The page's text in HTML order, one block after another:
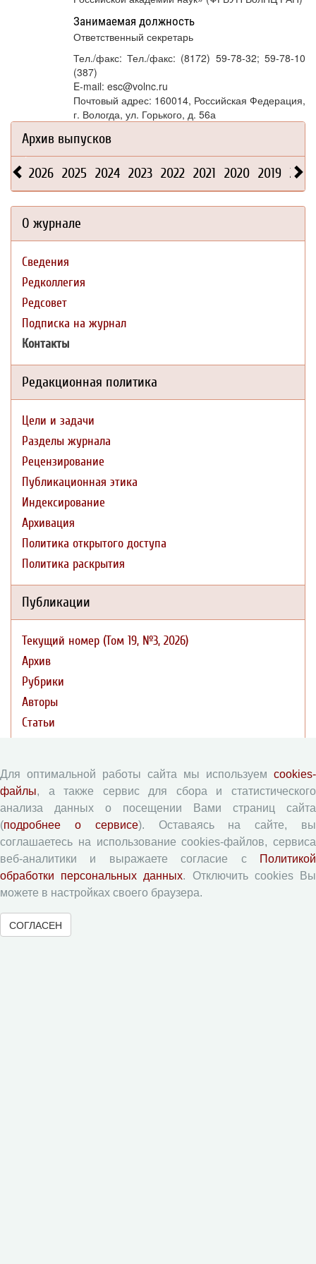
Занимаемая должность
Ответственный секретарь
Тел./факс: Тел./факс: (8172) 59-78-32; 59-78-10
(387)
E-mail: esc@volnc.ru
Почтовый адрес: 160014, Российская Федерация,
г. Вологда, ул. Горького, д. 56а
Архив выпусков
2026 2025 2024 2023 2022 2021 2020 2019 2018
О журнале
Сведения
Редколлегия
Редсовет
Подписка на журнал
Контакты
Редакционная политика
Цели и задачи
Разделы журнала
Рецензирование
Публикационная этика
Индексирование
Архивация
Политика открытого доступа
Политика раскрытия
Публикации
Текущий номер (Том 19, №3, 2026)
Архив
Рубрики
Авторы
Статьи
Авторам
Правила для авторов
Типовой лицензионный договор
Согласие на обработку персональных данных
Авторские права
Приватность
Для оптимальной работы сайта мы используем cookies-
файлы, а также сервис для сбора и статистического
анализа данных о посещении Вами страниц сайта
(подробнее о сервисе). Оставаясь на сайте, вы
соглашаетесь на использование cookies-файлов, сервиса
веб-аналитики и выражаете согласие с
Политикой
обработки персональных данных. Отключить cookies Вы
можете в настройках своего браузера.
СОГЛАСЕН